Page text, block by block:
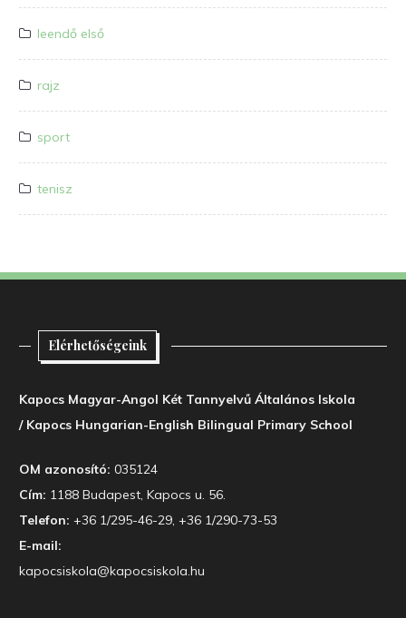
leendő első
rajz
sport
tenisz
Elérhetőségeink
Kapocs Magyar-Angol Két Tannyelvű Általános Iskola
/ Kapocs Hungarian-English Bilingual Primary School
OM azonosító: 035124
Cím: 1188 Budapest, Kapocs u. 56.
Telefon: +36 1/295-46-29, +36 1/290-73-53
E-mail:
kapocsiskola@kapocsiskola.hu